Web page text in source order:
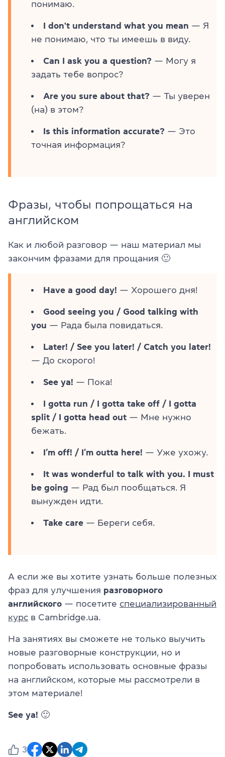
понимаю.
I don't understand what you mean — Я
не понимаю, что ты имеешь в виду.
Can I ask you a question? — Могу я
задать тебе вопрос?
Are you sure about that? — Ты уверен
(на) в этом?
Is this information accurate? — Это
точная информация?
Фразы, чтобы попрощаться на
английском
Как и любой разговор — наш материал мы
закончим фразами для прощания 🙂
Have a good day! — Хорошего дня!
Good seeing you / Good talking with
you — Рада была повидаться.
Later! / See you later! / Catch you later!
— До скорого!
See ya! — Пока!
I gotta run / I gotta take off / I gotta
split / I gotta head out — Мне нужно
бежать.
I’m off! / I’m outta here! — Уже ухожу.
It was wonderful to talk with you. I must
be going — Рад был пообщаться. Я
вынужден идти.
Take care — Береги себя.
А если же вы хотите узнать больше полезных
фраз для улучшения разговорного
английского — посетите специализированный
курс в Cambridge.ua.
На занятиях вы сможете не только выучить
новые разговорные конструкции, но и
попробовать использовать основные фразы
на английском, которые мы рассмотрели в
этом материале!
See ya! 🙂
3